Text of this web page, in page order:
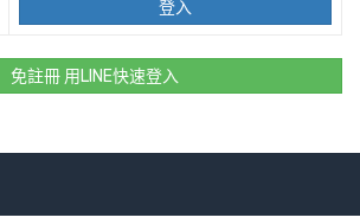
免註冊 用LINE快速登入